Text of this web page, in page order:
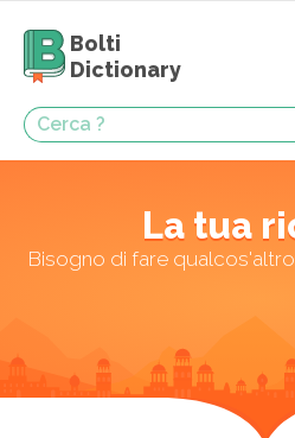
Bolti
Dictionary
La tua
Bisogno di fare